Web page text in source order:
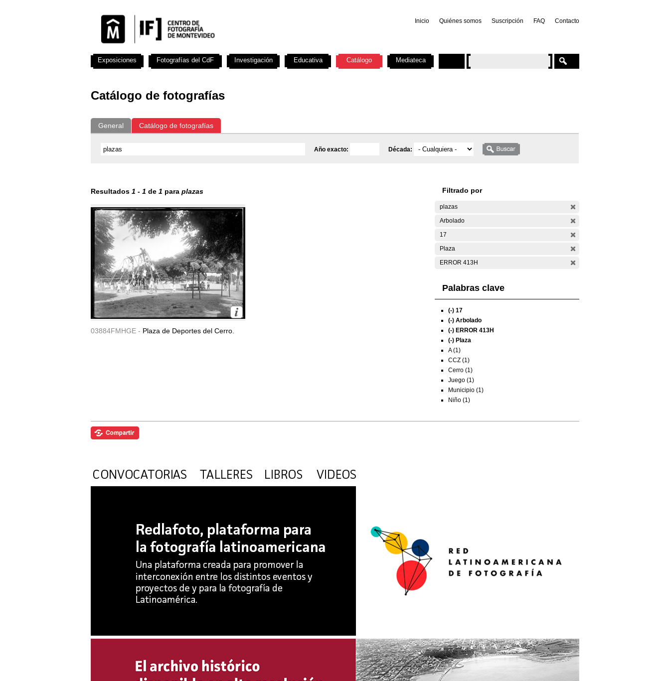
Inicio Quiénes somos Suscripción FAQ Contacto
Catálogo de fotografías
General Catálogo de fotografías
Año exacto: Década:
Resultados 1 - 1 de 1 para plazas
03884FMHGE - Plaza de Deportes del Cerro.
Filtrado por
plazas
Arbolado
17
Plaza
ERROR 413H
Palabras clave
(-) 17
(-) Arbolado
(-) ERROR 413H
(-) Plaza
A (1)
CCZ (1)
Cerro (1)
Juego (1)
Municipio (1)
Niño (1)
Exposiciones Fotografías del CdF Investigación Educativa Catálogo Mediateca